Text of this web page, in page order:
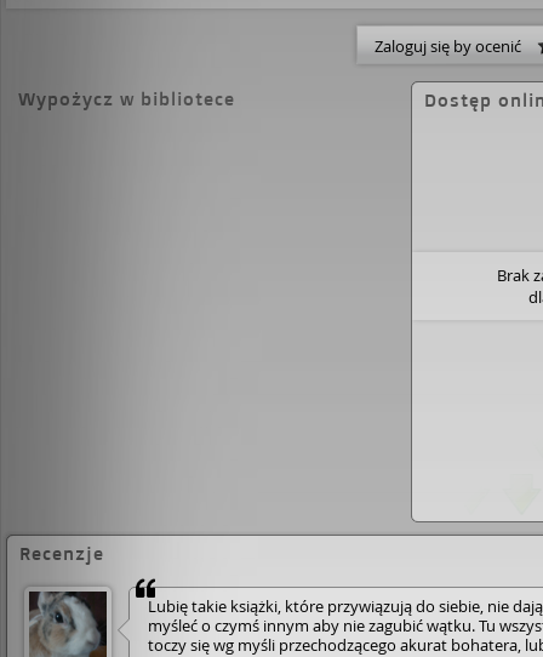
szpitalnymi korytarzami prowadzony
esesmańskim mundurze. Mały chłopiec
uśmiechu. Zefka wróciła na Śląsk po
robotach w Niemczech. Nie chciała
niemyślenie o nieprzyjemnych sprawach.
Tajget" chwyta nas za głowy i każe
Zaloguj się by ocenić
Wypożycz w bibliotece Dostęp
Brak
Recenzje
Lubię takie książki, które przywiązują do siebie, nie dają
myśleć o czymś innym aby nie zagubić wątku. Tu
toczy się wg myśli przechodzącego akurat bohatera,